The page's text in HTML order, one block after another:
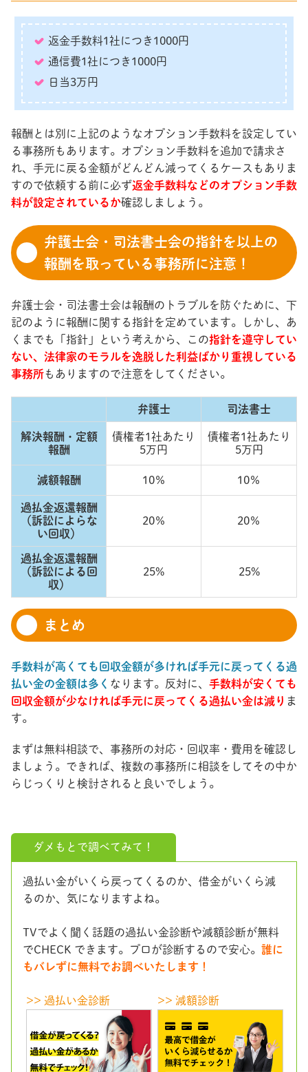
返金手数料1社につき1000円
通信費1社につき1000円
日当3万円
報酬とは別に上記のようなオプション手数料を設定してい
る事務所もあります。オプション手数料を追加で請求さ
れ、手元に戻る金額がどんどん減ってくるケースもありま
すので依頼する前に必ず返金手数料などのオプション手数
料が設定されているか確認しましょう。
弁護士会・司法書士会の指針を以上の
報酬を取っている事務所に注意！
弁護士会・司法書士会は報酬のトラブルを防ぐために、下
記のように報酬に関する指針を定めています。しかし、あ
くまでも「指針」という考えから、この指針を遵守してい
ない、法律家のモラルを逸脱した利益ばかり重視している
事務所もありますので注意をしてください。
弁護士 司法書士
解決報酬・定額
報酬
債権者1社あたり
5万円
債権者1社あたり
5万円
減額報酬 10％ 10％
過払金返還報酬
（訴訟によらな
い回収）
20％ 20％
過払金返還報酬
（訴訟による回
収）
25% 25%
まとめ
手数料が高くても回収金額が多ければ手元に戻ってくる過
払い金の金額は多く なります。反対に、 手数料が安くても
回収金額が少なければ手元に戻ってくる過払い金は減り ま
す。
まずは無料相談で、事務所の対応・回収率・費用を確認し
ましょう。できれば、複数の事務所に相談をしてその中か
らじっくりと検討されると良いでしょう。
ダメもとで調べてみて！
過払い金がいくら戻ってくるのか、借金がいくら減
るのか、気になりますよね。
TVでよく聞く話題の過払い金診断や減額診断が無料
でCHECK できます。プロが診断するので安心。 誰に
もバレずに無料でお調べいたします！
>> 過払い金診断 >> 減額診断